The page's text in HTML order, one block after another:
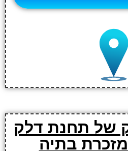
של תחנת דלק
בתיה